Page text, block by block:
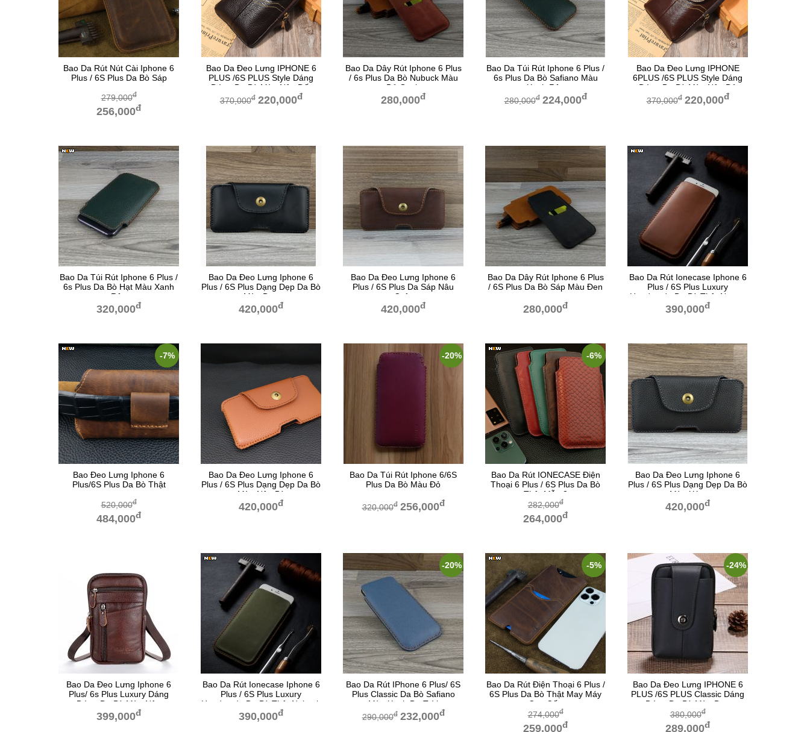
Bao Da Rút Nút Cài Iphone 6
Plus / 6S Plus Da Bò Sáp
279,000đ
256,000đ
Bao Da Đeo Lưng IPHONE 6
PLUS /6S PLUS Style Dáng
Đứng Da Bò Màu Nâu Đất
370,000đ 220,000đ
Bao Da Dây Rút Iphone 6 Plus
/ 6s Plus Da Bò Nubuck Màu
Đỏ Gạch
280,000đ
Bao Da Túi Rút Iphone 6 Plus /
6s Plus Da Bò Safiano Màu
Xanh Rêu
280,000đ 224,000đ
Bao Da Đeo Lưng IPHONE
6PLUS /6S PLUS Style Dáng
Đứng Da Bò Màu Nâu Đỏ
370,000đ 220,000đ
Bao Da Túi Rút Iphone 6 Plus /
6s Plus Da Bò Hạt Màu Xanh
Rêu
320,000đ
Bao Da Đeo Lưng Iphone 6
Plus / 6S Plus Dạng Dẹp Da Bò
Màu Đen
420,000đ
Bao Da Đeo Lưng Iphone 6
Plus / 6S Plus Da Sáp Nâu
Cafe
420,000đ
Bao Da Dây Rút Iphone 6 Plus
/ 6S Plus Da Bò Sáp Màu Đen
280,000đ
Bao Da Rút Ionecase Iphone 6
Plus / 6S Plus Luxury
Handmade Da Bò Thật Nappa
Nâu Bò
390,000đ
-7%
Bao Đeo Lưng Iphone 6
Plus/6S Plus Da Bò Thật
520,000đ
484,000đ
Bao Da Đeo Lưng Iphone 6
Plus / 6S Plus Dạng Dẹp Da Bò
Màu Nâu Bò
420,000đ
-20%
Bao Da Túi Rút Iphone 6/6S
Plus Da Bò Màu Đỏ
320,000đ 256,000đ
-6%
Bao Da Rút IONECASE Điện
Thoại 6 Plus / 6S Plus Da Bò
Thật Mẫu 3
282,000đ
264,000đ
Bao Da Đeo Lưng Iphone 6
Plus / 6S Plus Dạng Dẹp Da Bò
Màu Xám
420,000đ
Bao Da Đeo Lưng Iphone 6
Plus/ 6s Plus Luxury Dáng
Đứng Da Bò Màu Nâu
399,000đ
Bao Da Rút Ionecase Iphone 6
Plus / 6S Plus Luxury
Handmade Da Bò Thật Nubuck
Xanh Rêu
390,000đ
-20%
Bao Da Rút IPhone 6 Plus/ 6S
Plus Classic Da Bò Safiano
Màu Xanh Da Trời
290,000đ 232,000đ
-5%
Bao Da Rút Điện Thoại 6 Plus /
6S Plus Da Bò Thật May Máy
Cao Cấp
274,000đ
259,000đ
-24%
Bao Da Đeo Lưng IPHONE 6
PLUS /6S PLUS Classic Dáng
Đứng Da Bò Màu Đen
380,000đ
289,000đ